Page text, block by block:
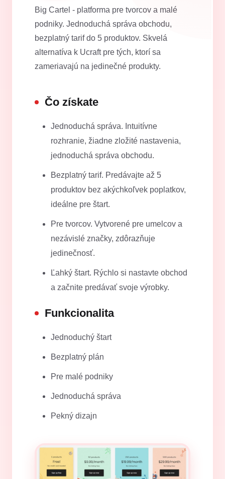
Big Cartel - platforma pre tvorcov a malé
podniky. Jednoduchá správa obchodu,
bezplatný tarif do 5 produktov. Skvelá
alternatíva k Ucraft pre tých, ktorí sa
zameriavajú na jedinečné produkty.
Čo získate
Jednoduchá správa. Intuitívne
rozhranie, žiadne zložité nastavenia,
jednoduchá správa obchodu.
Bezplatný tarif. Predávajte až 5
produktov bez akýchkoľvek poplatkov,
ideálne pre štart.
Pre tvorcov. Vytvorené pre umelcov a
nezávislé značky, zdôrazňuje
jedinečnosť.
Ľahký štart. Rýchlo si nastavte obchod
a začnite predávať svoje výrobky.
Funkcionalita
Jednoduchý štart
Bezplatný plán
Pre malé podniky
Jednoduchá správa
Pekný dizajn